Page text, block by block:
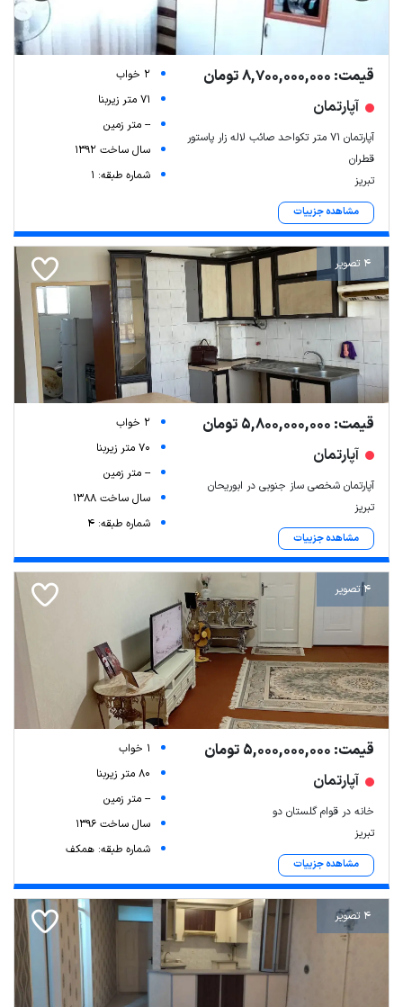
قیمت: 8,700,000,000 تومان
آپارتمان
آپارتمان ۷۱ متر تکواحد صائب لاله زار پاستور
قطران
تبریز
مشاهده جزییات
2 خواب
71 متر زیربنا
-- متر زمین
سال ساخت 1392
شماره طبقه: 1
4 تصویر
قیمت: 5,800,000,000 تومان
آپارتمان
آپارتمان شخصی ساز جنوبی در ابوریحان
تبریز
مشاهده جزییات
2 خواب
70 متر زیربنا
-- متر زمین
سال ساخت 1388
شماره طبقه: 4
4 تصویر
قیمت: 5,000,000,000 تومان
آپارتمان
خانه در قوام گلستان دو
تبریز
مشاهده جزییات
1 خواب
80 متر زیربنا
-- متر زمین
سال ساخت 1396
شماره طبقه: همکف
4 تصویر